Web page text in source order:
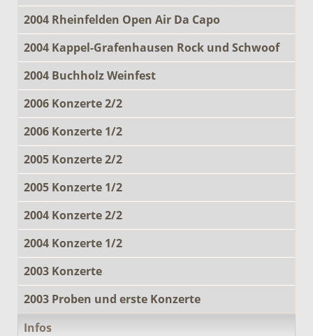
2004 Rheinfelden Open Air Da Capo
2004 Kappel-Grafenhausen Rock und Schwoof
2004 Buchholz Weinfest
2006 Konzerte 2/2
2006 Konzerte 1/2
2005 Konzerte 2/2
2005 Konzerte 1/2
2004 Konzerte 2/2
2004 Konzerte 1/2
2003 Konzerte
2003 Proben und erste Konzerte
Infos